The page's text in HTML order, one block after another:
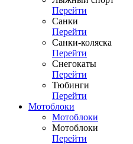
Перейти
Санки
Перейти
Санки-коляска
Перейти
Снегокаты
Перейти
Тюбинги
Перейти
Мотоблоки
Мотоблоки
Мотоблоки
Перейти